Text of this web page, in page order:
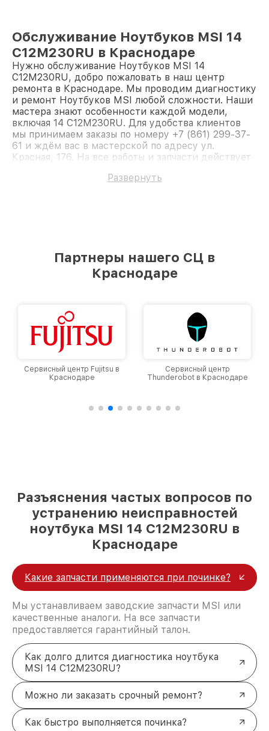
Обслуживание Ноутбуков MSI 14
C12M230RU в Краснодаре
Нужно обслуживание Ноутбуков MSI 14
C12M230RU, добро пожаловать в наш центр
ремонта в Краснодаре. Мы проводим диагностику
и ремонт Ноутбуков MSI любой сложности. Наши
мастера знают особенности каждой модели,
включая 14 C12M230RU. Для удобства клиентов
мы принимаем заказы по номеру +7 (861) 299-37-
61 и ждём вас в мастерской по адресу ул.
Красная, 176. На все работы и запчасти действует
Развернуть
Партнеры нашего СЦ в
Краснодаре
Сервисный центр Fujitsu в
Краснодаре
Сервисный центр
Thunderobot в Краснодаре
Разъяснения частых вопросов по
устранению неисправностей
ноутбука MSI 14 C12M230RU в
Краснодаре
Какие запчасти применяются при починке?
Мы устанавливаем заводские запчасти MSI или
качественные аналоги. На все запчасти
предоставляется гарантийный талон.
Как долго длится диагностика ноутбука
MSI 14 C12M230RU?
Можно ли заказать срочный ремонт?
Как быстро выполняется починка?